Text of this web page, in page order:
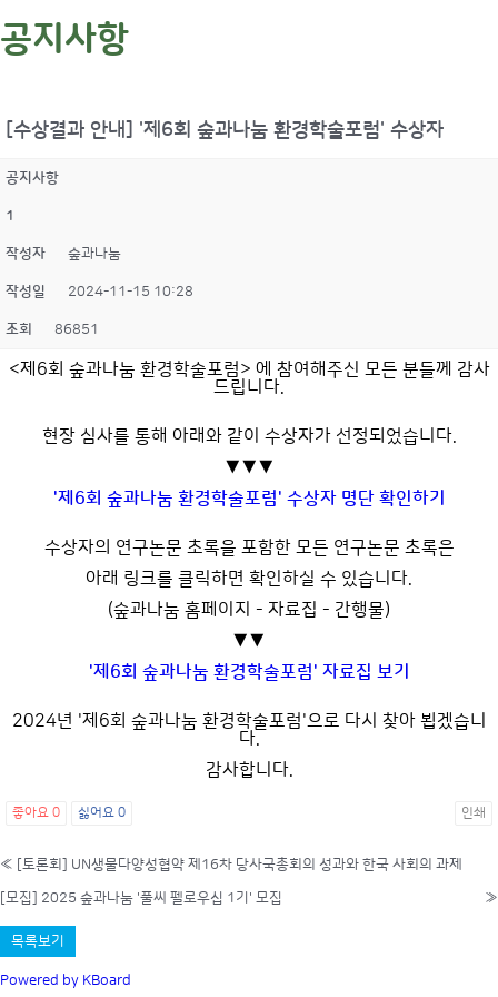
공지사항
[수상결과 안내] '제6회 숲과나눔 환경학술포럼' 수상자
공지사항
1
작성자 숲과나눔
작성일 2024-11-15 10:28
조회 86851
<제6회 숲과나눔 환경학술포럼> 에 참여해주신 모든 분들께 감사
드립니다.
현장 심사를 통해 아래와 같이 수상자가 선정되었습니다.
▼▼▼
'제6회 숲과나눔 환경학술포럼' 수상자 명단 확인하기
수상자의 연구논문 초록을 포함한 모든 연구논문 초록은
아래 링크를 클릭하면 확인하실 수 있습니다.
(숲과나눔 홈페이지 - 자료집 - 간행물)
▼▼
'제6회 숲과나눔 환경학술포럼' 자료집 보기
2024년 '제6회 숲과나눔 환경학술포럼'으로 다시 찾아 뵙겠습니
다.
감사합니다.
좋아요 0 싫어요 0 인쇄
« [토론회] UN생물다양성협약 제16차 당사국총회의 성과와 한국 사회의 과제
[모집] 2025 숲과나눔 '풀씨 펠로우십 1기' 모집 »
목록보기
Powered by KBoard